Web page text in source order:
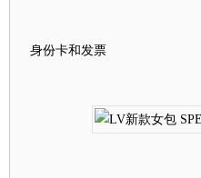
身份卡和发票